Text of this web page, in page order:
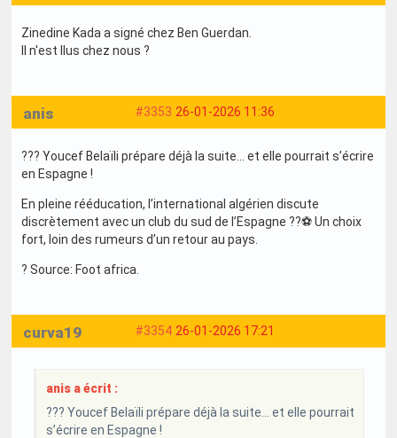
Zinedine Kada a signé chez Ben Guerdan.
Il n'est llus chez nous ?
#3353 26-01-2026 11:36
anis
??? Youcef Belaïli prépare déjà la suite… et elle pourrait s’écrire
en Espagne !
En pleine rééducation, l’international algérien discute
discrètement avec un club du sud de l’Espagne ??⚽ Un choix
fort, loin des rumeurs d’un retour au pays.
? Source: Foot africa.
#3354 26-01-2026 17:21
curva19
anis a écrit :
??? Youcef Belaïli prépare déjà la suite… et elle pourrait
s’écrire en Espagne !